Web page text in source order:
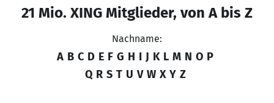
21 Mio. XING Mitglieder, von A bis Z
Nachname:
A B C D E F G H I J K L M N O P
Q R S T U V W X Y Z